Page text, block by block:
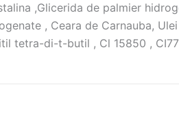
,Glicerida de palmier
, Ceara de Carnauba,
tetra-di-t-butil , Cl 15850 ,